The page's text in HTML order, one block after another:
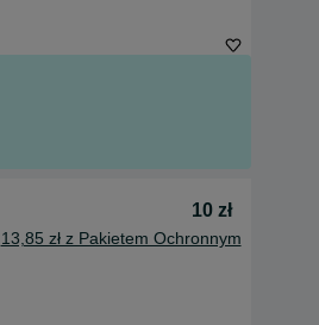
10 zł
13,85 zł z Pakietem Ochronnym